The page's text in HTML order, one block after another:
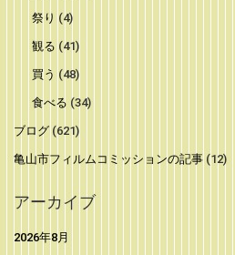
祭り (4)
観る (41)
買う (48)
食べる (34)
ブログ (621)
亀山市フィルムコミッションの記事 (12)
アーカイブ
2026年8月